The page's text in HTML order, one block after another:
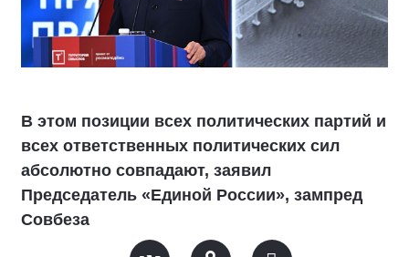
В этом позиции всех политических партий и
всех ответственных политических сил
абсолютно совпадают, заявил
Председатель «Единой России», зампред
Совбеза